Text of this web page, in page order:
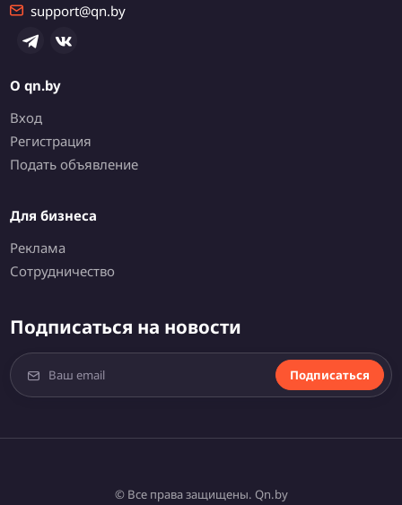
support@qn.by
О qn.by
Вход
Регистрация
Подать объявление
Для бизнеса
Реклама
Сотрудничество
Подписаться на новости
Подписаться
© Все права защищены. Qn.by